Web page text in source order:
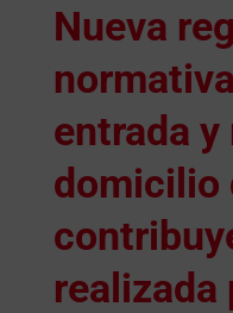
Nueva
entrada y
domicilio
realizada